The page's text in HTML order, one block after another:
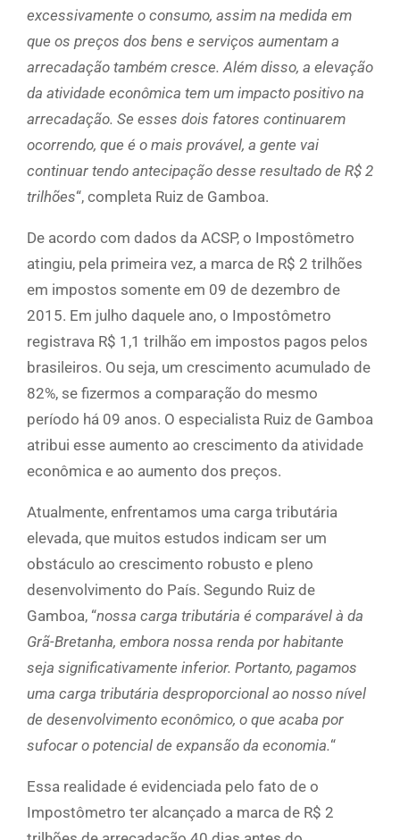
excessivamente o consumo, assim na medida em
que os preços dos bens e serviços aumentam a
arrecadação também cresce. Além disso, a elevação
da atividade econômica tem um impacto positivo na
arrecadação. Se esses dois fatores continuarem
ocorrendo, que é o mais provável, a gente vai
continuar tendo antecipação desse resultado de R$ 2
trilhões“, completa Ruiz de Gamboa.
De acordo com dados da ACSP, o Impostômetro
atingiu, pela primeira vez, a marca de R$ 2 trilhões
em impostos somente em 09 de dezembro de
2015. Em julho daquele ano, o Impostômetro
registrava R$ 1,1 trilhão em impostos pagos pelos
brasileiros. Ou seja, um crescimento acumulado de
82%, se fizermos a comparação do mesmo
período há 09 anos. O especialista Ruiz de Gamboa
atribui esse aumento ao crescimento da atividade
econômica e ao aumento dos preços.
Atualmente, enfrentamos uma carga tributária
elevada, que muitos estudos indicam ser um
obstáculo ao crescimento robusto e pleno
desenvolvimento do País. Segundo Ruiz de
Gamboa, “nossa carga tributária é comparável à da
Grã-Bretanha, embora nossa renda por habitante
seja significativamente inferior. Portanto, pagamos
uma carga tributária desproporcional ao nosso nível
de desenvolvimento econômico, o que acaba por
sufocar o potencial de expansão da economia.“
Essa realidade é evidenciada pelo fato de o
Impostômetro ter alcançado a marca de R$ 2